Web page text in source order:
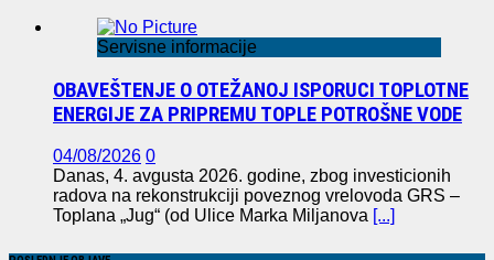
Servisne informacije
OBAVEŠTENJE O OTEŽANOJ ISPORUCI TOPLOTNE
ENERGIJE ZA PRIPREMU TOPLE POTROŠNE VODE
04/08/2026 0
Danas, 4. avgusta 2026. godine, zbog investicionih
radova na rekonstrukciji poveznog vrelovoda GRS –
Toplana „Jug“ (od Ulice Marka Miljanova [...]